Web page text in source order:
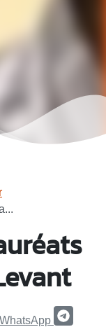
WhatsApp